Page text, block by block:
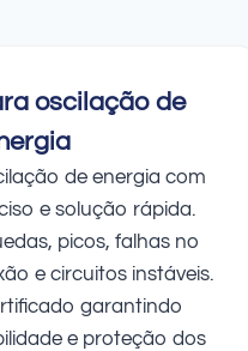
oscilação de
de energia com
e solução rápida.
picos, falhas no
e circuitos instáveis.
garantindo
e proteção dos